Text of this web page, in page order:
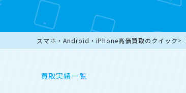
スマホ・Android・iPhone高価買取のクイック
買取実績一覧